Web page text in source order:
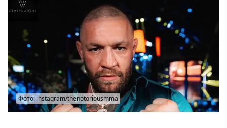
Фото: instagram/thenotoriousmma